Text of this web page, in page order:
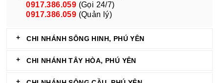
0917.386.059 (Gọi 24/7)
0917.386.059 (Quản lý)
CHI NHÁNH SÔNG HINH, PHÚ YÊN
CHI NHÁNH TÂY HÒA, PHÚ YÊN